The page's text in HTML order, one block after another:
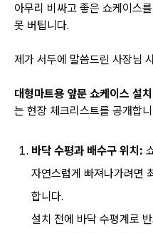
아무리 비싸고 좋은 쇼케이스
못 버팁니다.
제가 서두에 말씀드린 사장님
대형마트용 앞문 쇼케이스 설치
는 현장 체크리스트를 공개합
바닥 수평과 배수구 위치:
자연스럽게 빠져나가려면
합니다.
설치 전에 바닥 수평계로